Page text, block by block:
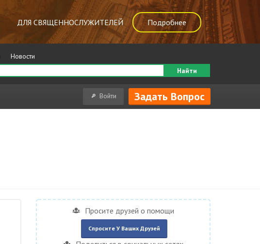
ДЛЯ СВЯЩЕННОСЛУЖИТЕЛЕЙ Подробнее
Новости
Найти
Войти Задать Вопрос
Просите друзей о помощи
Спросите У Ваших Друзей